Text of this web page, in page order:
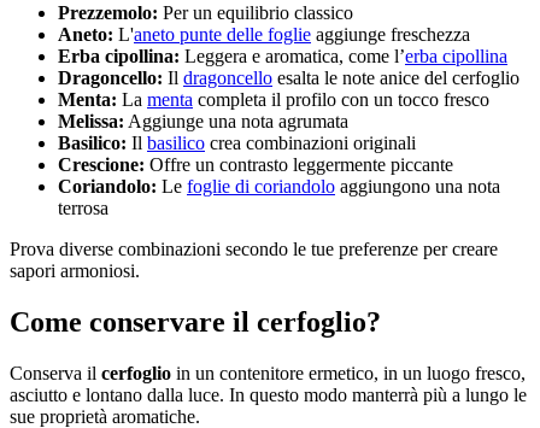
Prezzemolo: Per un equilibrio classico
Aneto: L'aneto punte delle foglie aggiunge freschezza
Erba cipollina: Leggera e aromatica, come l’erba cipollina
Dragoncello: Il dragoncello esalta le note anice del cerfoglio
Menta: La menta completa il profilo con un tocco fresco
Melissa: Aggiunge una nota agrumata
Basilico: Il basilico crea combinazioni originali
Crescione: Offre un contrasto leggermente piccante
Coriandolo: Le foglie di coriandolo aggiungono una nota
terrosa
Prova diverse combinazioni secondo le tue preferenze per creare
sapori armoniosi.
Come conservare il cerfoglio?
Conserva il cerfoglio in un contenitore ermetico, in un luogo fresco,
asciutto e lontano dalla luce. In questo modo manterrà più a lungo le
sue proprietà aromatiche.